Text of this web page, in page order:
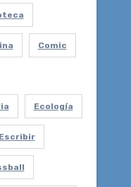
Comic
Ecología
Escribir